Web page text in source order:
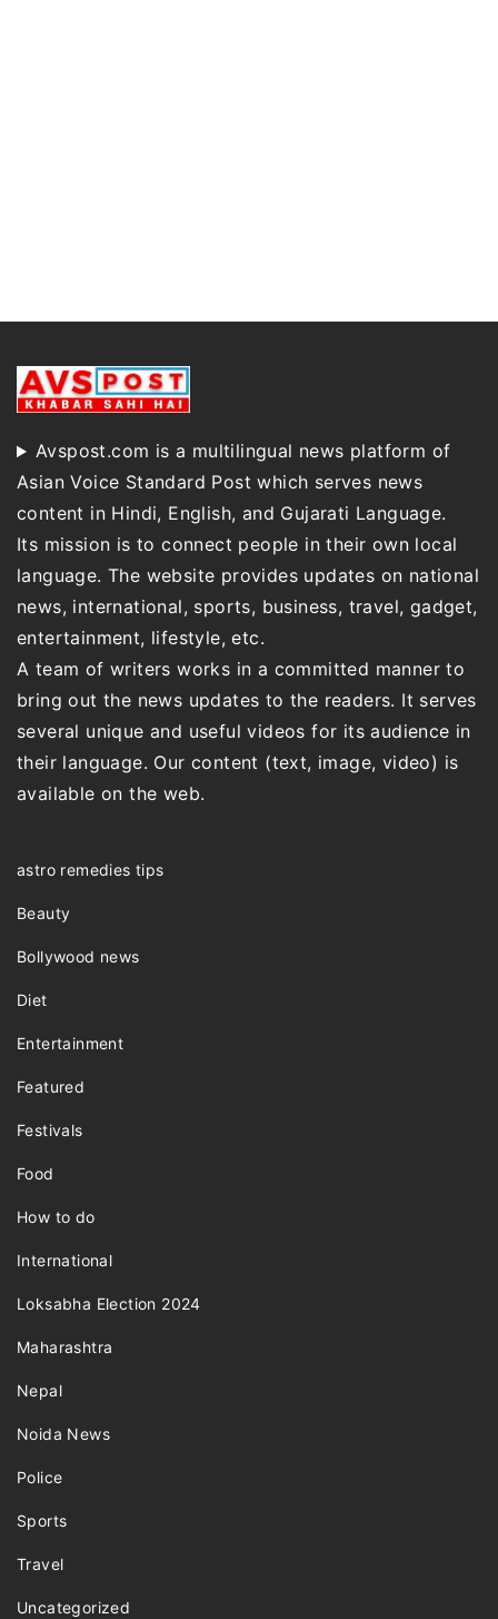
Avspost.com is a multilingual news platform of
Asian Voice Standard Post which serves news
content in Hindi, English, and Gujarati Language.
Its mission is to connect people in their own local
language. The website provides updates on national
news, international, sports, business, travel, gadget,
entertainment, lifestyle, etc.
A team of writers works in a committed manner to
bring out the news updates to the readers. It serves
several unique and useful videos for its audience in
their language. Our content (text, image, video) is
available on the web.
astro remedies tips
Beauty
Bollywood news
Diet
Entertainment
Featured
Festivals
Food
How to do
International
Loksabha Election 2024
Maharashtra
Nepal
Noida News
Police
Sports
Travel
Uncategorized